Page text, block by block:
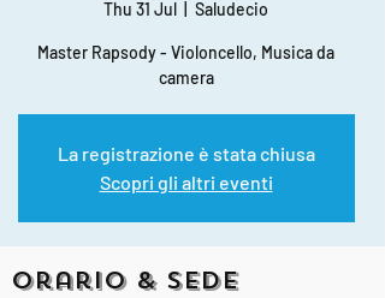
Thu 31 Jul Saludecio
Master Rapsody - Violoncello, Musica da
camera
La registrazione è stata chiusa
Scopri gli altri eventi
Orario & Sede